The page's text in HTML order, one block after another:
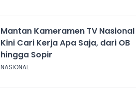
Mantan Kameramen TV Nasional
Kini Cari Kerja Apa Saja, dari OB
hingga Sopir
NASIONAL